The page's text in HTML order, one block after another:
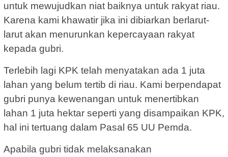
untuk mewujudkan niat baiknya untuk rakyat riau.
Karena kami khawatir jika ini dibiarkan berlarut-
larut akan menurunkan kepercayaan rakyat
kepada gubri.
Terlebih lagi KPK telah menyatakan ada 1 juta
lahan yang belum tertib di riau. Kami berpendapat
gubri punya kewenangan untuk menertibkan
lahan 1 juta hektar seperti yang disampaikan KPK,
hal ini tertuang dalam Pasal 65 UU Pemda.
Apabila gubri tidak melaksanakan